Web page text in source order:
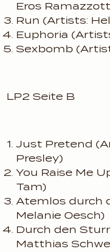
Eros
Run (Artists:
Euphoria
Sexbomb
LP2 Seite B
Just Pretend
Presley)
You Raise Me
Tam)
Atemlos durch
Melanie Oesch)
Durch den
Matthias